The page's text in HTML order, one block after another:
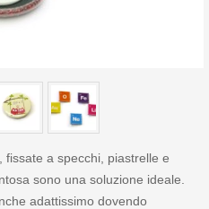
a specchi, piastrelle e
sono una soluzione ideale.
adattissimo dovendo